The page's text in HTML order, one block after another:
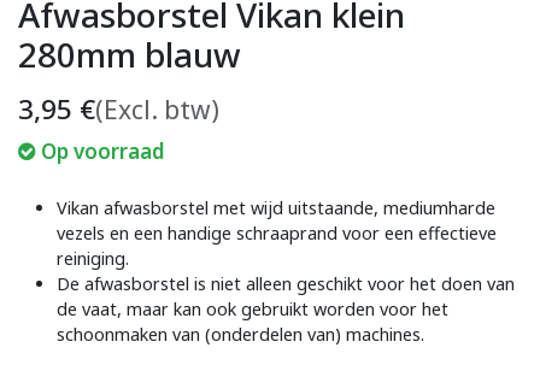
Afwasborstel Vikan klein
280mm blauw
3,95 €(Excl. btw)
Op voorraad
Vikan afwasborstel met wijd uitstaande, mediumharde
vezels en een handige schraaprand voor een effectieve
reiniging.
De afwasborstel is niet alleen geschikt voor het doen van
de vaat, maar kan ook gebruikt worden voor het
schoonmaken van (onderdelen van) machines.